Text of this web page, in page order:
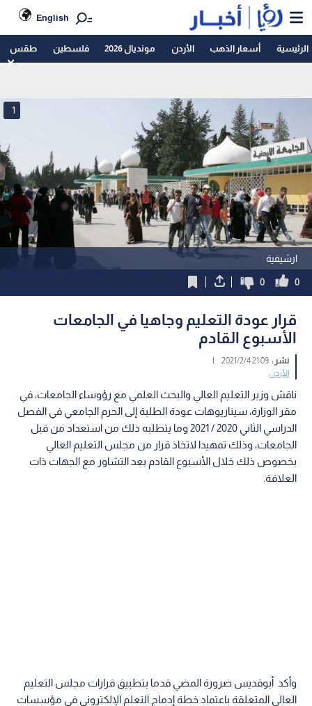
English
الرئيسية أسعار الذهب الأردن مونديال 2026 فلسطين طقس
ارشيفية
1
0
0
قرار عودة التعليم وجاهيا في الجامعات
الأسبوع القادم
نشر :21:09 2021/2/4
|
الأردن
ناقش وزير التعليم العالي والبحث العلمي مع رؤوساء الجامعات، في
مقر الوزارة، سيناريوهات عودة الطلبة إلى الحرم الجامعي في الفصل
الدراسي الثاني 2020 / 2021 وما يتطلبه ذلك من استعداد من قبل
الجامعات، وذلك تمهيدا لاتخاذ قرار من مجلس التعليم العالي
بخصوص ذلك خلال الأسبوع القادم بعد التشاور مع الجهات ذات
العلاقة.
وأكد أبوقديس ضرورة المضي قدما بتطبيق قرارات مجلس التعليم
العالي المتعلقة باعتماد خطة إدماج التعلم الإلكتروني في مؤسسات